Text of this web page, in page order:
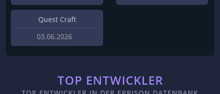
Quest Craft
03.06.2026
TOP ENTWICKLER